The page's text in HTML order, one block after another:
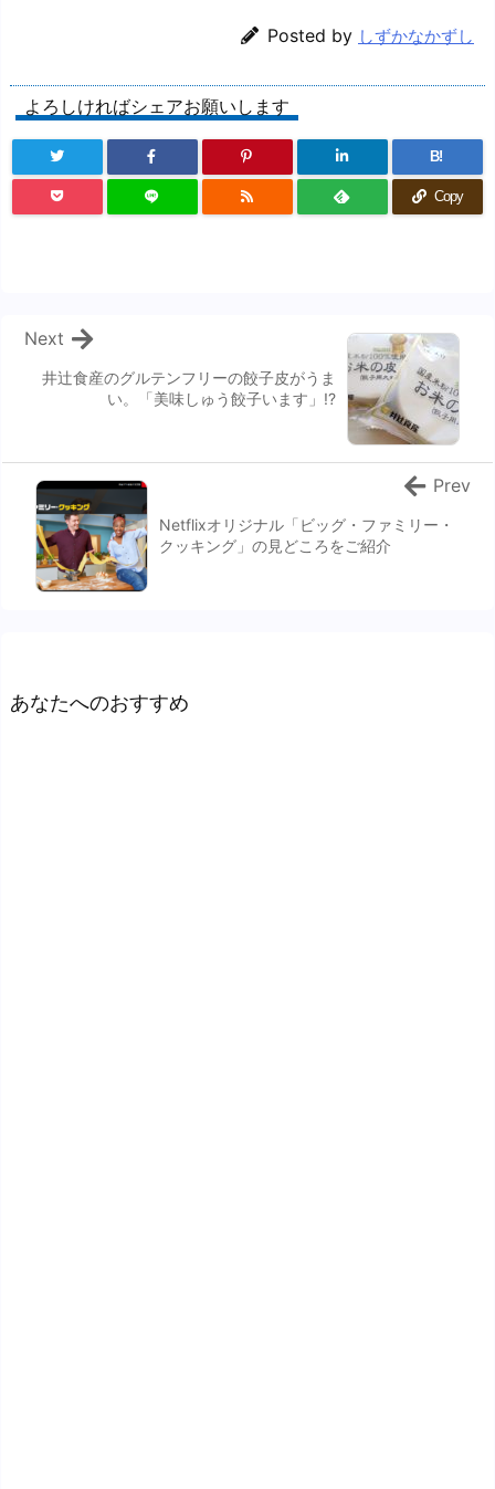
Posted by しずかなかずし
よろしければシェアお願いします
B!
Copy
井辻食産のグルテンフリーの餃子皮がうま
い。「美味しゅう餃子います」!?
Next
Netflixオリジナル「ビッグ・ファミリー・
クッキング」の見どころをご紹介
Prev
あなたへのおすすめ